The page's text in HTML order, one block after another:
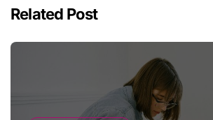
Related Post